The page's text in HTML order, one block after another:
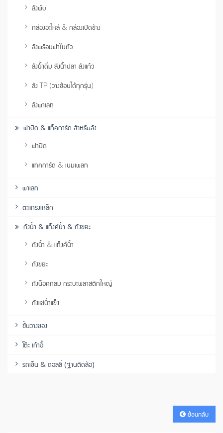
ลังพับ
กล่องอะไหล่ & กล่องเปิดข้าง
ลังพร้อมฝาในตัว
ลังน้ำดื่ม ลังน้ำปลา ลังแก้ว
ลัง TP (วางซ้อนได้ทุกรุ่น)
ลังพาเลท
ฝาปิด & แท็คการ์ด สำหรับลัง
ฝาปิด
แทคการ์ด & เนมเพลท
พาเลท
ตะแกรงเหล็ก
ถังน้ำ & แท็งค์น้ำ & ถังขยะ
ถังน้ำ & แท็งค์น้ำ
ถังขยะ
ถังน็อคกลม กระบะพลาสติกใหญ่
ถังแช่น้ำแข็ง
ชั้นวางของ
โต๊ะ เก้าอี้
รถเข็น & ดอลลี่ (ฐานติดล้อ)
ย้อนกลับ